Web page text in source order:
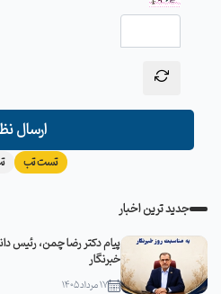
ارسال
تست تب
جدید ترین اخبار
پیام دکتر رضا چمن، رئیس
خبرنگار
17 مرداد 1405